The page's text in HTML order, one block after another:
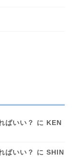
ばいい？ に KEN
ばいい？ に SHIN